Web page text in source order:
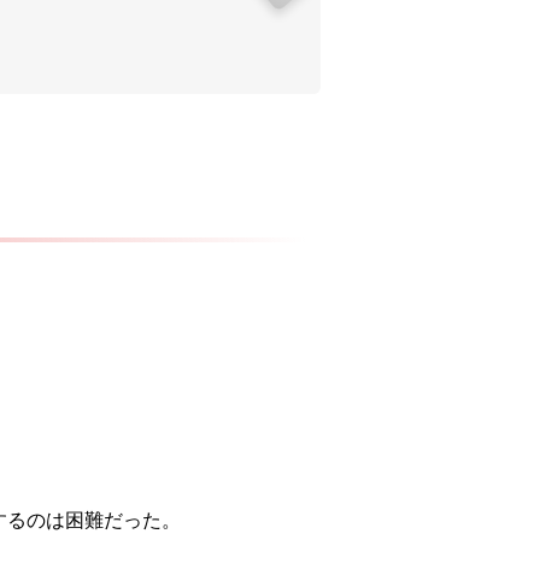
のは困難だった。